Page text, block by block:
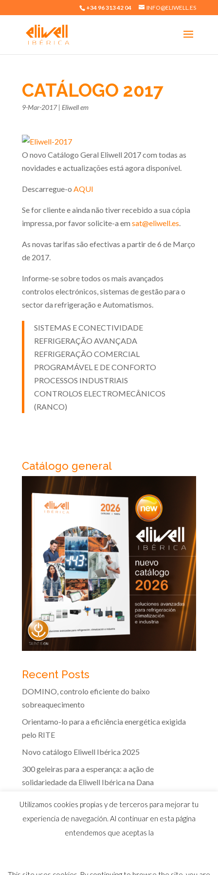
+34 96 313 42 04 INFO@ELIWELL.ES
CATÁLOGO 2017
9-Mar-2017| Eliwell em
O novo Catálogo Geral Eliwell 2017 com todas as
novidades e actualizações está agora disponível.
Descarregue-o AQUI
Se for cliente e ainda não tiver recebido a sua cópia
impressa, por favor solicite-a em sat@eliwell.es.
As novas tarifas são efectivas a partir de 6 de Março
de 2017.
Informe-se sobre todos os mais avançados
controlos electrónicos, sistemas de gestão para o
sector da refrigeração e Automatismos.
SISTEMAS E CONECTIVIDADE
REFRIGERAÇÃO AVANÇADA
REFRIGERAÇÃO COMERCIAL
PROGRAMÁVEL E DE CONFORTO
PROCESSOS INDUSTRIAIS
CONTROLOS ELECTROMECÂNICOS
(RANCO)
Catálogo general
Recent Posts
DOMINO, controlo eficiente do baixo
sobreaquecimento
Orientamo-lo para a eficiência energética exigida
pelo RITE
Novo catálogo Eliwell Ibérica 2025
300 geleiras para a esperança: a ação de
solidariedade da Eliwell Ibérica na Dana
Utilizamos cookies propias y de terceros para mejorar tu
experiencia de navegación. Al continuar en esta página
entendemos que aceptas la